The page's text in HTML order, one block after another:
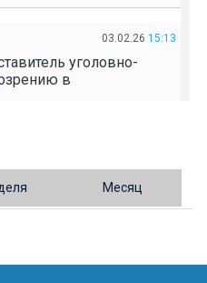
03.02.26 15:13
уголовно-
в
выращивание
о зоне, свободной от
Месяц